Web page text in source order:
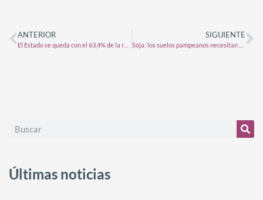
ANTERIOR SIGUIENTE
Últimas noticias